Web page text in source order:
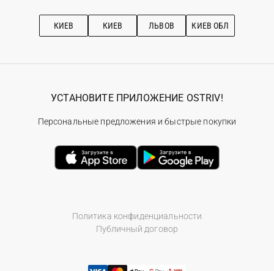
Рекомендации по уходу
КИЕВ КИЕВ ЛЬВОВ КИЕВ ОБЛ
Политика конфиденциальности
Публичный договор
УСТАНОВИТЕ ПРИЛОЖЕНИЕ OSTRIV!
Персональные предложения и быстрые покупки